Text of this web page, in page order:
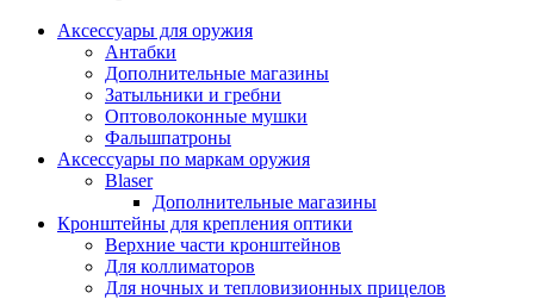
Аксессуары для оружия
Антабки
Дополнительные магазины
Затыльники и гребни
Оптоволоконные мушки
Фальшпатроны
Аксессуары по маркам оружия
Blaser
Дополнительные магазины
Кронштейны для крепления оптики
Верхние части кронштейнов
Для коллиматоров
Для ночных и тепловизионных прицелов